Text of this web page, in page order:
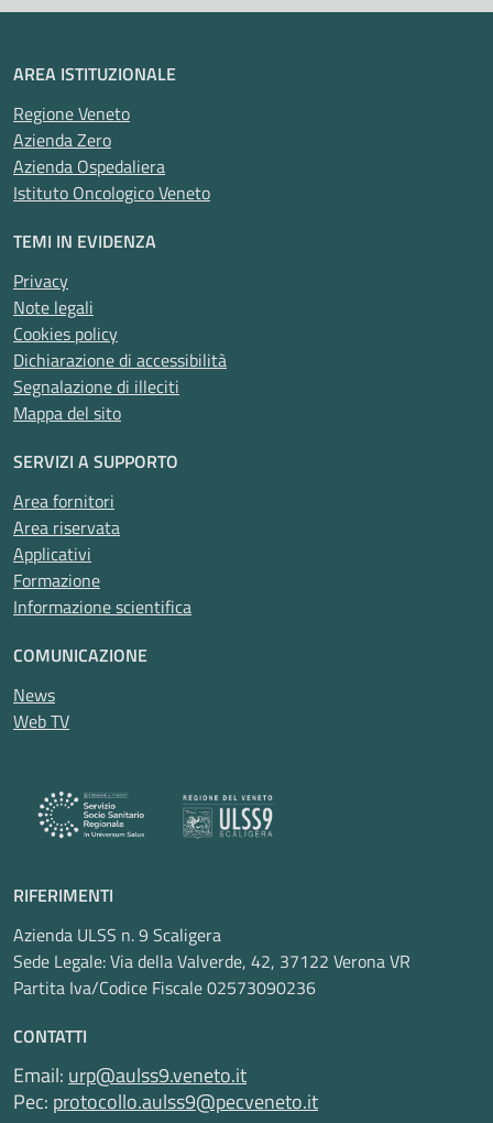
AREA ISTITUZIONALE
Regione Veneto
Azienda Zero
Azienda Ospedaliera
Istituto Oncologico Veneto
TEMI IN EVIDENZA
Privacy
Note legali
Cookies policy
Dichiarazione di accessibilità
Segnalazione di illeciti
Mappa del sito
SERVIZI A SUPPORTO
Area fornitori
Area riservata
Applicativi
Formazione
Informazione scientifica
COMUNICAZIONE
News
Web TV
RIFERIMENTI
Azienda ULSS n. 9 Scaligera
Sede Legale: Via della Valverde, 42, 37122 Verona VR
Partita Iva/Codice Fiscale 02573090236
CONTATTI
Email: urp@aulss9.veneto.it
Pec: protocollo.aulss9@pecveneto.it